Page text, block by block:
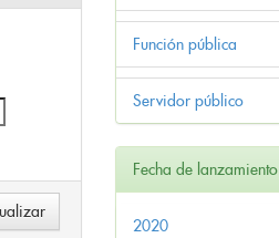
Función pública
Servidor público
Fecha de lanzamiento
2020